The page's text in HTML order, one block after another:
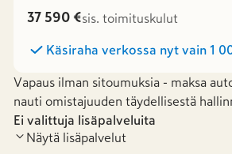
37 590 €sis. toimituskulut
Käsiraha verkossa nyt vain 1
Vapaus ilman sitoumuksia - maksa
nauti omistajuuden täydellisestä
Ei valittuja lisäpalveluita
Näytä lisäpalvelut